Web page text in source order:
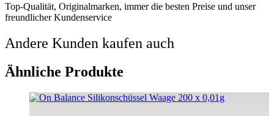
Top-Qualität, Originalmarken, immer die besten Preise und unser
freundlicher Kundenservice
Andere Kunden kaufen auch
Ähnliche Produkte